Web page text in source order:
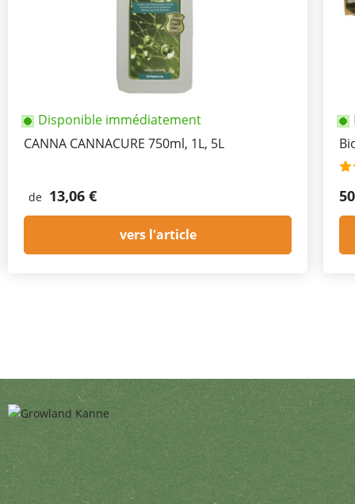
Disponible immédiatement
CANNA CANNACURE 750ml, 1L, 5L
de 13,06 €
vers l'article